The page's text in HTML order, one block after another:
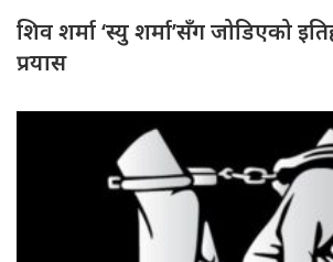
शिव शर्मा ‘स्यु शर्मा’सँग जोडिएको
प्रयास